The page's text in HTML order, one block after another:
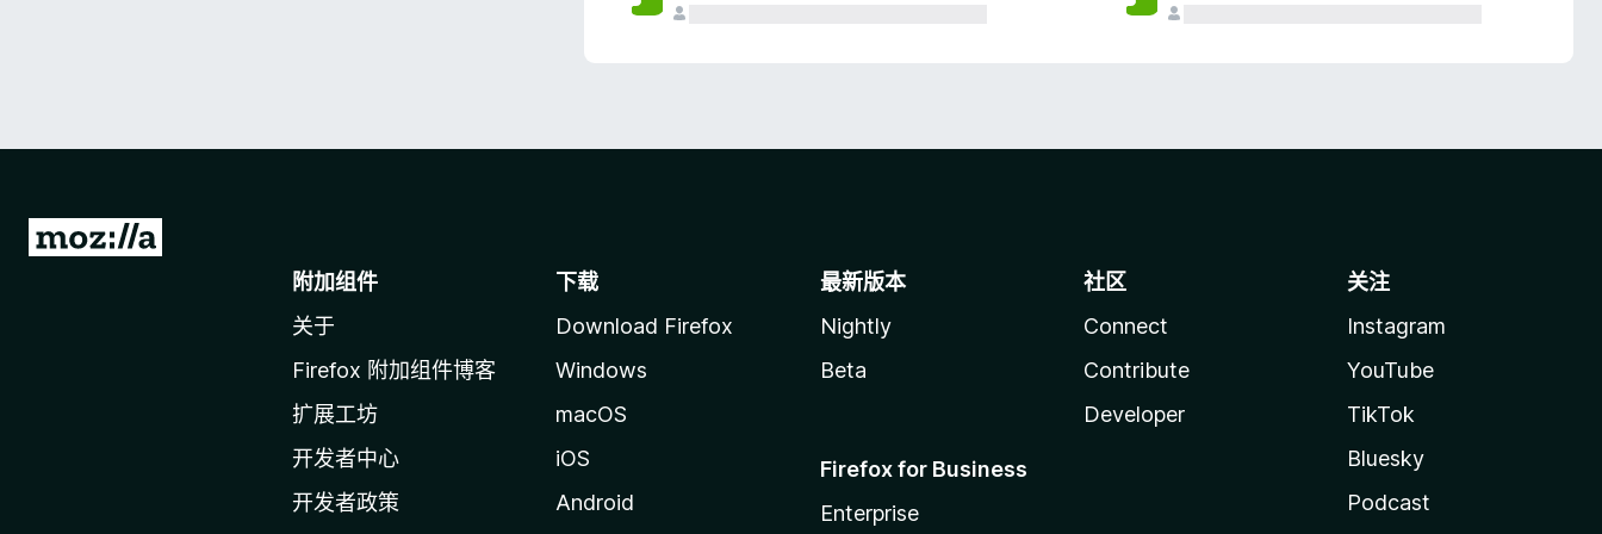
转
附加组件
关于
Firefox 附加组件博客
扩展工坊
开发者中心
开发者政策
下载
Download Firefox
Windows
macOS
iOS
Android
最新版本
Nightly
Beta
Firefox for Business
Enterprise
社区
Connect
Contribute
Developer
关注
Instagram
YouTube
TikTok
Bluesky
Podcast